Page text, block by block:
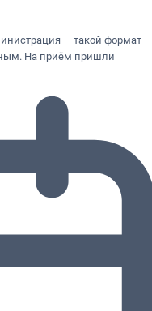
— такой формат
На приём пришли